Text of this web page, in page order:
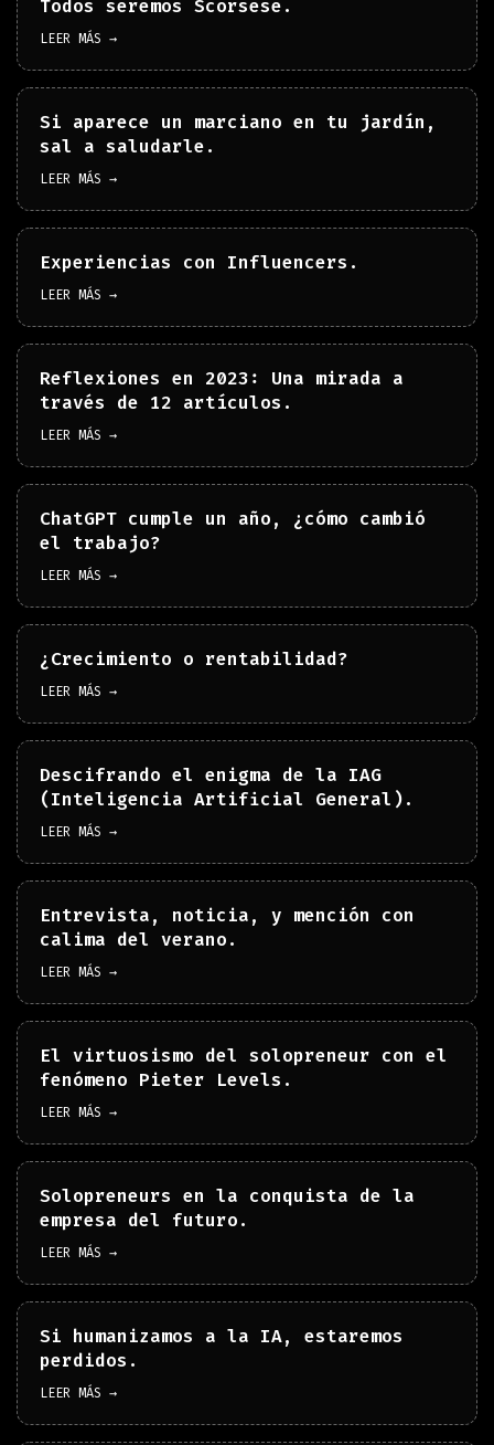
Todos seremos Scorsese.
LEER MÁS →
Si aparece un marciano en tu jardín,
sal a saludarle.
LEER MÁS →
Experiencias con Influencers.
LEER MÁS →
Reflexiones en 2023: Una mirada a
través de 12 artículos.
LEER MÁS →
ChatGPT cumple un año, ¿cómo cambió
el trabajo?
LEER MÁS →
¿Crecimiento o rentabilidad?
LEER MÁS →
Descifrando el enigma de la IAG
(Inteligencia Artificial General).
LEER MÁS →
Entrevista, noticia, y mención con
calima del verano.
LEER MÁS →
El virtuosismo del solopreneur con el
fenómeno Pieter Levels.
LEER MÁS →
Solopreneurs en la conquista de la
empresa del futuro.
LEER MÁS →
Si humanizamos a la IA, estaremos
perdidos.
LEER MÁS →